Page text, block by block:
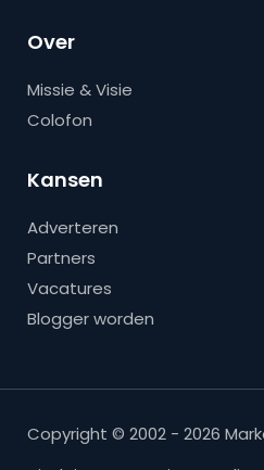
Over
Missie & Visie
Colofon
Kansen
Adverteren
Partners
Vacatures
Blogger worden
Copyright © 2002 - 2026